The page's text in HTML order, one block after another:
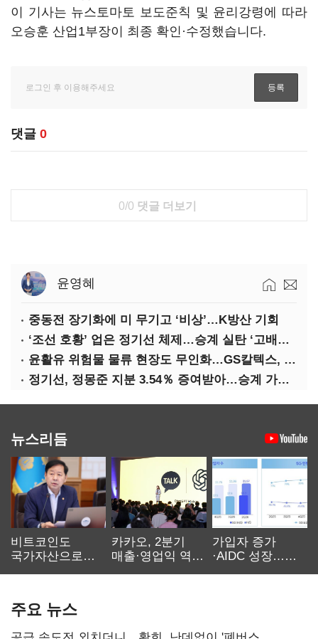
이 기사는 뉴스토마토 보도준칙 및 윤리강령에 따라
오승훈 산업1부장이 최종 확인·수정했습니다.
댓글 0
0/0 댓글 더보기
윤영혜
중동전 장기화에 미 무기고 ‘비상’…K방산 기회
‘조선 호황’ 업은 정기선 체제…승계 실탄 ‘고배당’ 주목
윤활유 위험물 물류 현장도 무인화…GS칼텍스, 디지털 전환 가속
정기선, 정몽준 지분 3.54％ 증여받아…승계 가속화
뉴스리듬
비트코인도
국가자산으로…'
카카오, 2분기
매출·영업익 역대
가입자 증가
·AIDC 성장…
주요 뉴스